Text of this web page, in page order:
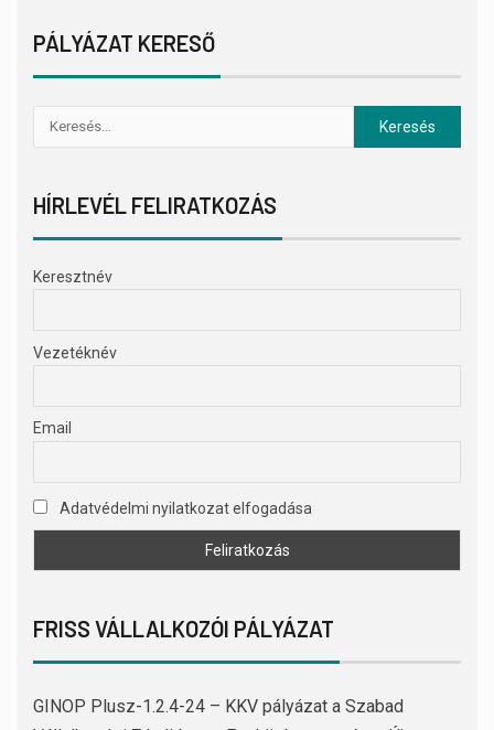
PÁLYÁZAT KERESŐ
HÍRLEVÉL FELIRATKOZÁS
Keresztnév
Vezetéknév
Email
Adatvédelmi nyilatkozat elfogadása
FRISS VÁLLALKOZÓI PÁLYÁZAT
GINOP Plusz-1.2.4-24 – KKV pályázat a Szabad